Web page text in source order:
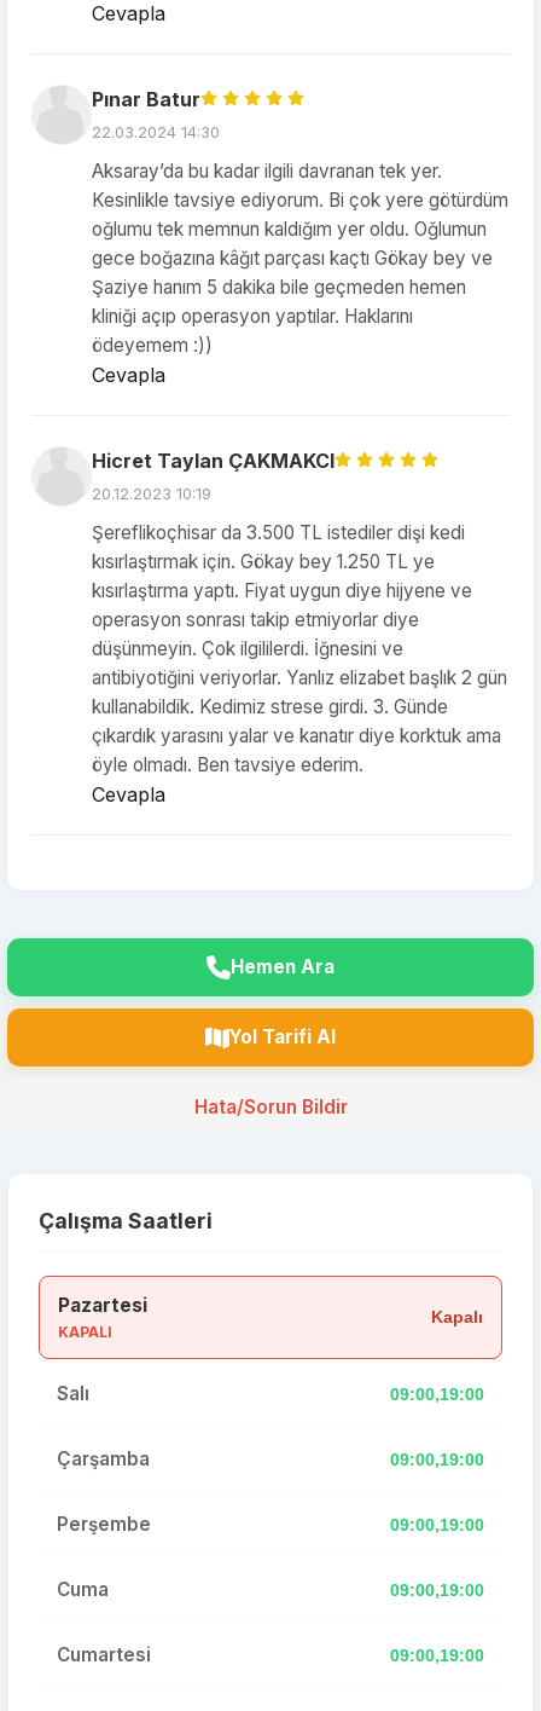
Cevapla
Pınar Batur
22.03.2024 14:30
Aksaray’da bu kadar ilgili davranan tek yer.
Kesinlikle tavsiye ediyorum. Bi çok yere götürdüm
oğlumu tek memnun kaldığım yer oldu. Oğlumun
gece boğazına kâğıt parçası kaçtı Gökay bey ve
Şaziye hanım 5 dakika bile geçmeden hemen
kliniği açıp operasyon yaptılar. Haklarını
ödeyemem :))
Cevapla
Hicret Taylan ÇAKMAKCI
20.12.2023 10:19
Şereflikoçhisar da 3.500 TL istediler dişi kedi
kısırlaştırmak için. Gökay bey 1.250 TL ye
kısırlaştırma yaptı. Fiyat uygun diye hijyene ve
operasyon sonrası takip etmiyorlar diye
düşünmeyin. Çok ilgililerdi. İğnesini ve
antibiyotiğini veriyorlar. Yanlız elizabet başlık 2 gün
kullanabildik. Kedimiz strese girdi. 3. Günde
çıkardık yarasını yalar ve kanatır diye korktuk ama
öyle olmadı. Ben tavsiye ederim.
Cevapla
Hemen Ara
Yol Tarifi Al
Hata/Sorun Bildir
Çalışma Saatleri
Pazartesi
KAPALI
Kapalı
Salı 09:00,19:00
Çarşamba 09:00,19:00
Perşembe 09:00,19:00
Cuma 09:00,19:00
Cumartesi 09:00,19:00